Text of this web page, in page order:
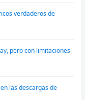
verdaderos de
pero con limitaciones
las descargas de